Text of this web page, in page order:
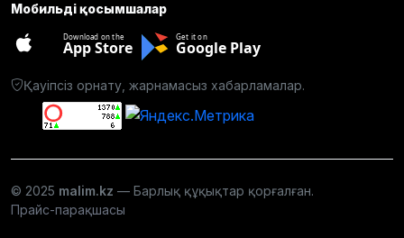
Мобильді қосымшалар
Download on the
App Store
Get it on
Google Play
Қауіпсіз орнату, жарнамасыз хабарламалар.
© 2025 malim.kz — Барлық құқықтар қорғалған.
Прайс-парақшасы